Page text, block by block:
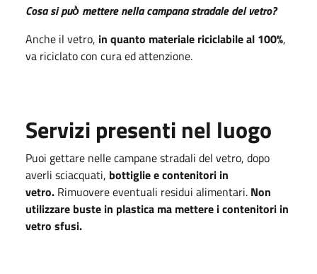
Cosa si può̀ mettere nella campana stradale del vetro?
Anche il vetro, in quanto materiale riciclabile al 100%,
va riciclato con cura ed attenzione.
Servizi presenti nel luogo
Puoi gettare nelle campane stradali del vetro, dopo
averli sciacquati, bottiglie e contenitori in
vetro. Rimuovere eventuali residui alimentari. Non
utilizzare buste in plastica ma mettere i contenitori in
vetro sfusi.